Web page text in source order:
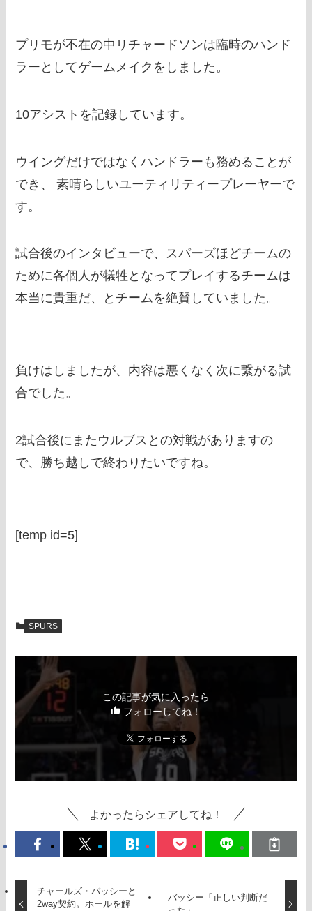
プリモが不在の中リチャードソンは臨時のハンド
ラーとしてゲームメイクをしました。
10アシストを記録しています。
ウイングだけではなくハンドラーも務めることが
でき、 素晴らしいユーティリティープレーヤーで
す。
試合後のインタビューで、スパーズほどチームの
ために各個人が犠牲となってプレイするチームは
本当に貴重だ、とチームを絶賛していました。
負けはしましたが、内容は悪くなく次に繋がる試
合でした。
2試合後にまたウルブスとの対戦がありますの
で、勝ち越しで終わりたいですね。
[temp id=5]
SPURS
この記事が気に入ったら
フォローしてね！
よかったらシェアしてね！
チャールズ・バッシーと
2way契約。ホールを解
バッシー「正しい判断だ